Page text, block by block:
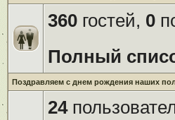
360гостей, 0
Полный
Поздравляем с днем рождения наших
24